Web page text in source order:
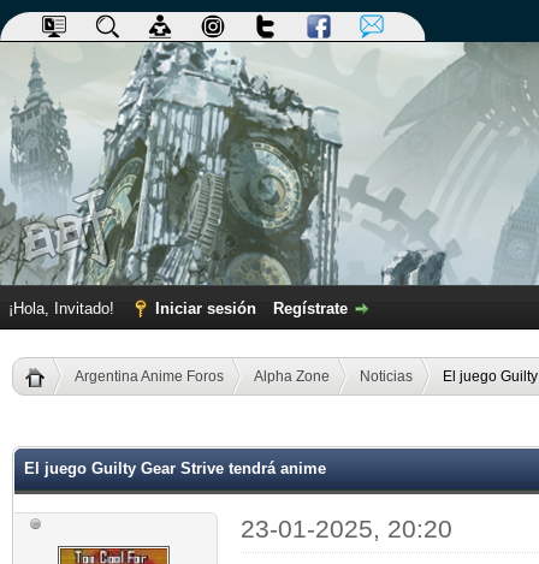
¡Hola, Invitado! Iniciar sesión Regístrate
Argentina Anime Foros Alpha Zone Noticias El juego
El juego Guilty Gear Strive tendrá anime
23-01-2025, 20:20